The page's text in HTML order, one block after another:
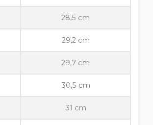
28,5 cm
29,2 cm
29,7 cm
30,5 cm
31 cm